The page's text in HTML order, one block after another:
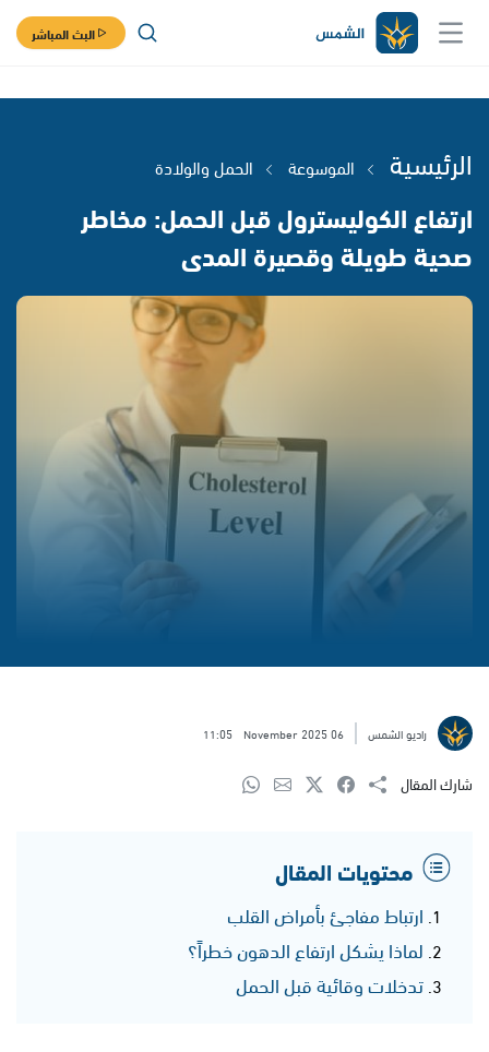
البث المباشر
الرئيسية الموسوعة الحمل والولادة
ارتفاع الكوليسترول قبل الحمل: مخاطر
صحية طويلة وقصيرة المدى
راديو الشمس 06 November 2025
11:05
شارك المقال
محتويات المقال
ارتباط مفاجئ بأمراض القلب
لماذا يشكل ارتفاع الدهون خطراً؟
تدخلات وقائية قبل الحمل